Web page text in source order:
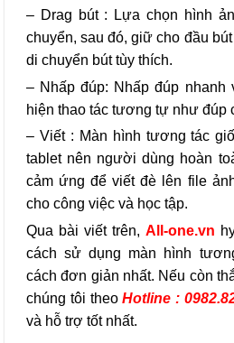
– Drag bút : Lựa chọn hình
chuyển, sau đó, giữ cho đầu
di chuyển bút tùy thích.
– Nhấp đúp: Nhấp đúp nhanh
hiện thao tác tương tự như đúp
– Viết : Màn hình tương tác
tablet nên người dùng hoàn
cảm ứng để viết đè lên file
cho công việc và học tập.
Qua bài viết trên, All-one.vn
cách sử dụng màn hình
cách đơn giản nhất. Nếu còn
chúng tôi theoHotline :
và hỗ trợ tốt nhất.